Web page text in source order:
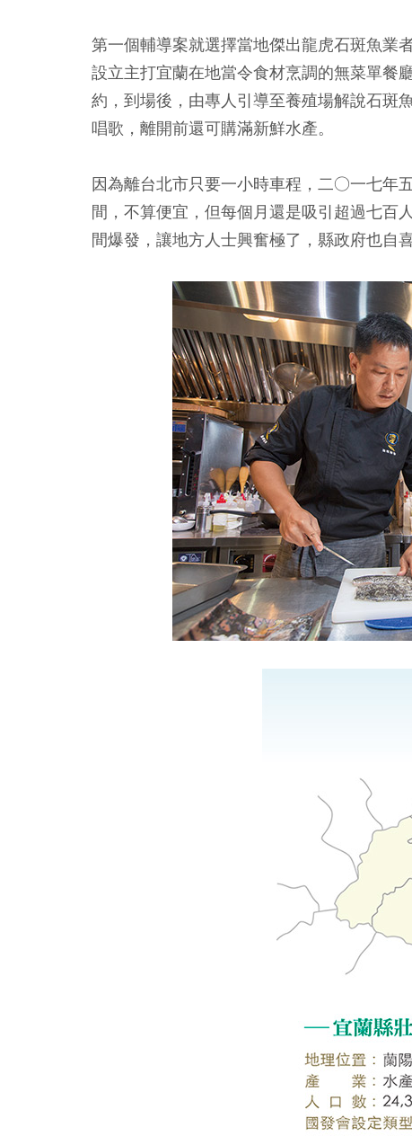
第一個輔導案就選擇當地傑出龍虎石斑魚業
設立主打宜蘭在地當令食材烹調的無菜單餐
約，到場後，由專人引導至養殖場解說石斑
唱歌，離開前還可購滿新鮮水產。
因為離台北市只要一小時車程，二○一七年
間，不算便宜，但每個月還是吸引超過七百
間爆發，讓地方人士興奮極了，縣政府也自喜